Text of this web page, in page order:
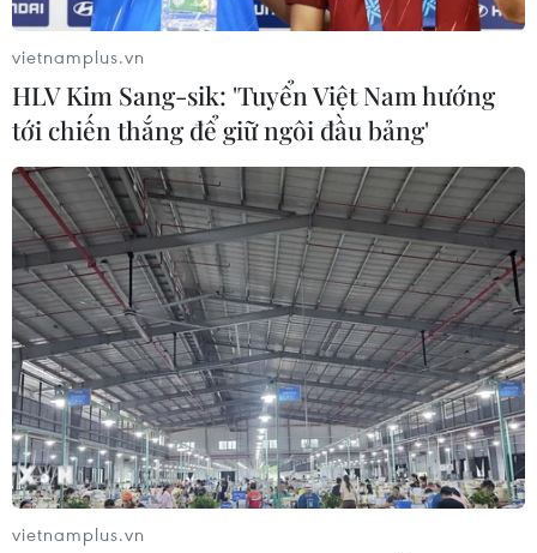
vietnamplus.vn
HLV Kim Sang-sik: 'Tuyển Việt Nam hướng
tới chiến thắng để giữ ngôi đầu bảng'
vietnamplus.vn